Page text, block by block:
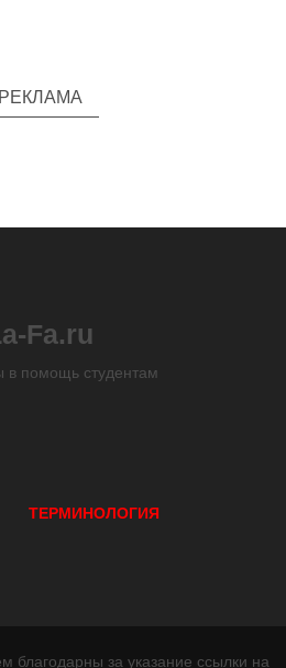
РЕКЛАМА
Fa.ru
в помощь студентам
ТЕРМИНОЛОГИЯ
благодарны за указание ссылки на